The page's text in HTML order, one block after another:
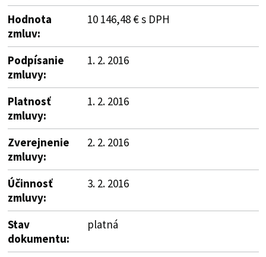
Hodnota
zmluv:
10 146,48 € s DPH
Podpísanie
zmluvy:
1. 2. 2016
Platnosť
zmluvy:
1. 2. 2016
Zverejnenie
zmluvy:
2. 2. 2016
Účinnosť
zmluvy:
3. 2. 2016
Stav
dokumentu:
platná